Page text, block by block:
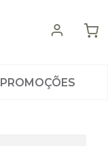
PROMOÇÕES